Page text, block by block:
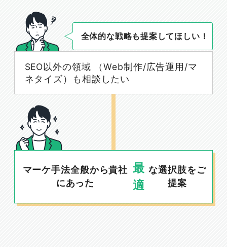
全体的な戦略も提案してほしい！
SEO以外の領域 （Web制作/広告運用/マ
ネタイズ）も相談したい
マーケ手法全般から貴社
にあった
最
適
な選択肢をご
提案